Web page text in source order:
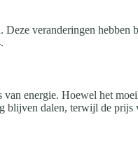
Deze veranderingen
energie. Hoewel het
blijven dalen, terwijl de